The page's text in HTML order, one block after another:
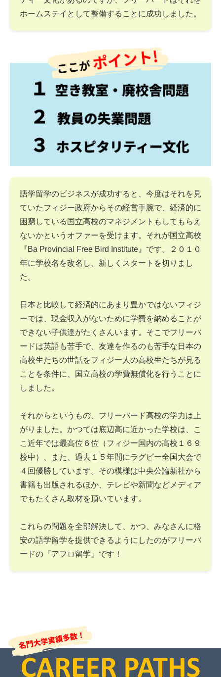
ホームステイとして整備することに成功しました。
語学留学のビジネスが成功すると、今度はそれを見
ていたフィジー政府からその経営手腕で、経済的に
困窮している国立高校のマネジメントもしてもらえ
ないかというオファーを受けます。それが国立高校
『Ba Provincial Free Bird Institute』です。２０１０
年に学校名を改名し、新しくスタートを切りまし
た。
日本と比較して経済的にあまり豊かではないフィジ
ーでは、現金収入がないために学費を納めることが
できない子供達がたくさんいます。そこでフリーバ
ードは英語も苦手で、友達を作るのも苦手な日本の
高校生たちの世話をフィジー人の高校生たちが見る
ことを条件に、国立高校の学費無償化を行うことに
しました。
それからというもの、フリーバード高校の学力は上
がりました。かつては底辺高に近かった学校は、こ
こ近年では最高位６位（フィジー国内の高校１６９
校中）、また、過去１５年間にラグビー全国大会で
４回優勝しています。その模様は中央公論新社から
書籍も出版されるほか、テレビや新聞などメディア
でもたくさん取材を頂いています。
これらの問題を全部解決して、かつ、みなさんに格
安の語学留学を提供できるようにしたのがフリーバ
ードの『アフロ留学』です！